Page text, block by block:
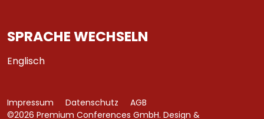
SPRACHE WECHSELN
Englisch
©2026 Premium Conferences GmbH. Design &
Impressum Datenschutz AGB